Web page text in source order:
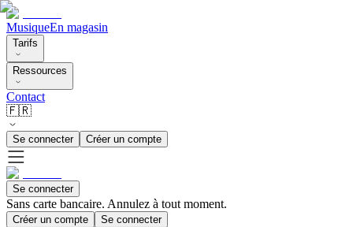
MusiqueEn magasin
Tarifs
Ressources
Contact
🇫🇷
Se connecter Créer un compte
Se connecter
Sans carte bancaire. Annulez à tout moment.
Créer un compte Se connecter